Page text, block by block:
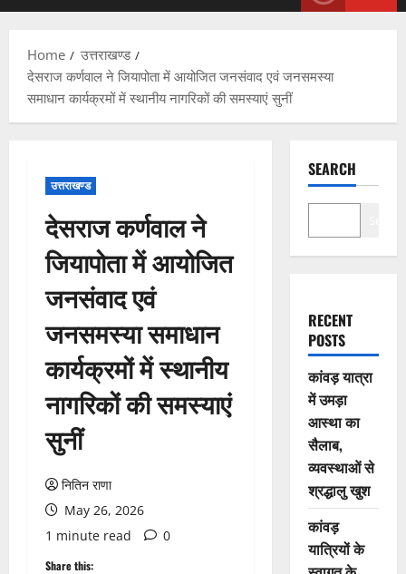
Home
उत्तराखण्ड
देसराज कर्णवाल ने जियापोता में आयोजित जनसंवाद एवं जनसमस्या
समाधान कार्यक्रमों में स्थानीय नागरिकों की समस्याएं सुनीं
उत्तराखण्ड
देसराज कर्णवाल ने
जियापोता में आयोजित
जनसंवाद एवं
जनसमस्या समाधान
कार्यक्रमों में स्थानीय
नागरिकों की समस्याएं
सुनीं
नितिन राणा
May 26, 2026
1 minute read
0
Share this:
SEARCH
RECENT
POSTS
कांवड़ यात्रा
में उमड़ा
आस्था का
सैलाब,
व्यवस्थाओं से
श्रद्धालु खुश
कांवड़
यात्रियों के